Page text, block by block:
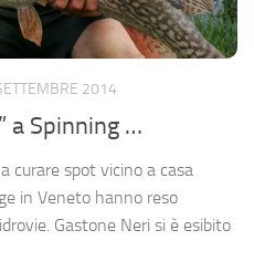
2014
a Spinning …
curare spot vicino a casa
in Veneto hanno reso
Gastone Neri si è esibito